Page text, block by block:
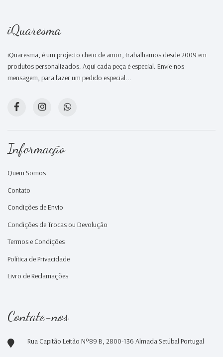
iQuaresma
iQuaresma, é um projecto cheio de amor, trabalhamos desde 2009 em
produtos personalizados. Aqui cada peça é especial. Envie-nos
mensagem, para fazer um pedido especial...
Informação
Quem Somos
Contato
Condições de Envio
Condições de Trocas ou Devolução
Termos e Condições
Política de Privacidade
Livro de Reclamações
Contate-nos
Rua Capitão Leitão Nº89 B, 2800-136 Almada Setúbal Portugal